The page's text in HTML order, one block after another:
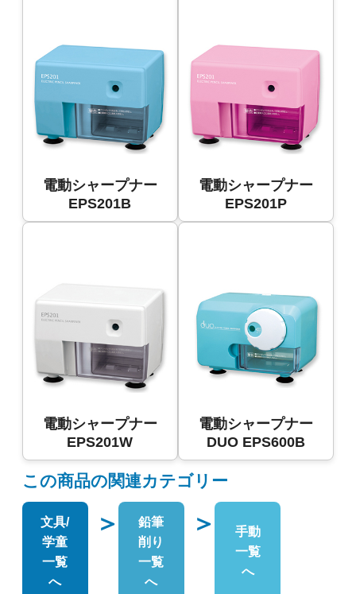
電動シャープナー
EPS201B
電動シャープナー
EPS201P
電動シャープナー
EPS201W
電動シャープナー
DUO EPS600B
この商品の関連カテゴリー
文具/
学童
一覧
へ
＞
鉛筆
削り
一覧
へ
＞
手動
一覧
へ